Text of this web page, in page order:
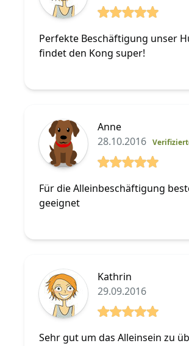
Perfekte Beschäftigung unser
findet den Kong super!
Anne
28.10.2016
Für die Alleinbeschäftigung
geeignet
Kathrin
29.09.2016
Sehr gut um das Alleinsein zu